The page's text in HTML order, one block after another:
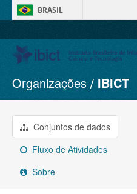
BRASIL
Conjuntos de dados
Organizações
Grupos
Sobre
Organizações IBICT
Conjuntos de dados
Fluxo de Atividades
Sobre